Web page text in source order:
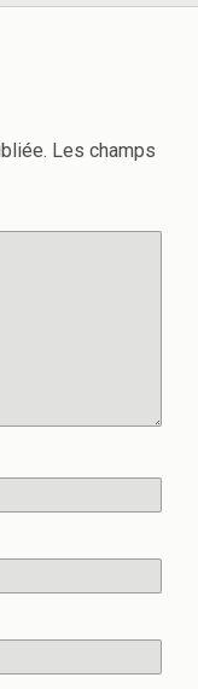
Les champs